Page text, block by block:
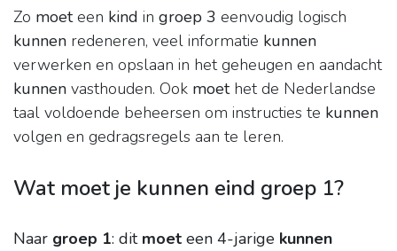
Zo moeteen kind in groep 3 eenvoudig logisch
kunnen redeneren, veel informatie kunnen
verwerken en opslaan in het geheugen en aandacht
kunnen vasthouden. Ook moethet de Nederlandse
taal voldoende beheersen om instructies te kunnen
volgen en gedragsregels aan te leren.
Wat moet je kunnen eind groep 1?
Naar groep 1: dit moet een 4-jarige kunnen